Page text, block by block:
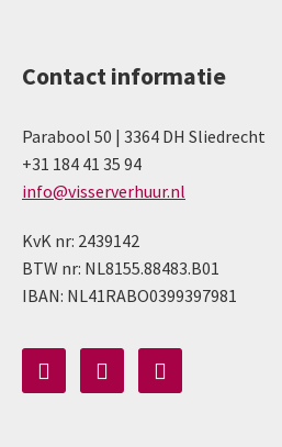
Contact informatie
Parabool 50 | 3364 DH Sliedrecht
+31 184 41 35 94
info@visserverhuur.nl
KvK nr: 2439142
BTW nr: NL8155.88483.B01
IBAN: NL41RABO0399397981